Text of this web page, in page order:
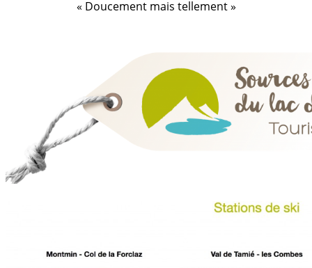
« Doucement mais tellement »